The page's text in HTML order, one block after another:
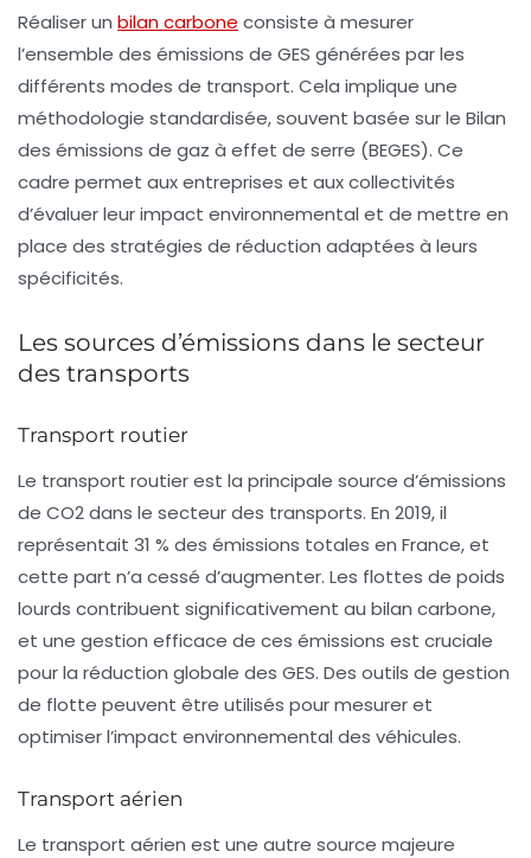
Réaliser un bilan carbone consiste à mesurer
l’ensemble des émissions de GES générées par les
différents modes de transport. Cela implique une
méthodologie standardisée, souvent basée sur le Bilan
des émissions de gaz à effet de serre (BEGES). Ce
cadre permet aux entreprises et aux collectivités
d’évaluer leur impact environnemental et de mettre en
place des stratégies de réduction adaptées à leurs
spécificités.
Les sources d’émissions dans le secteur
des transports
Transport routier
Le transport routier est la principale source d’émissions
de CO2 dans le secteur des transports. En 2019, il
représentait 31 % des émissions totales en France, et
cette part n’a cessé d’augmenter. Les flottes de poids
lourds contribuent significativement au bilan carbone,
et une gestion efficace de ces émissions est cruciale
pour la réduction globale des GES. Des outils de gestion
de flotte peuvent être utilisés pour mesurer et
optimiser l’impact environnemental des véhicules.
Transport aérien
Le transport aérien est une autre source majeure